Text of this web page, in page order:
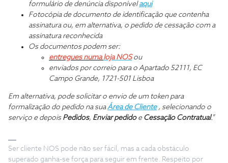
formulário de denúncia disponívelaqui
Fotocópia de documento de identificação que contenha
assinatura ou, em alternativa, o pedido de cessação com a
assinatura reconhecida
Os documentos podem ser:
entregues numa loja NOSou
enviados por correio para o Apartado 52111, EC
Campo Grande, 1721-501 Lisboa
Em alternativa, pode solicitar o envio de um token para
formalização do pedido na suaÁrea de Cliente, selecionando o
serviço e depois Pedidos, Enviar pedidoe Cessação Contratual.”
Ser cliente NOS pode não ser fácil, mas a cada obstáculo
superado ganha-se força para seguir em frente. Respeito por